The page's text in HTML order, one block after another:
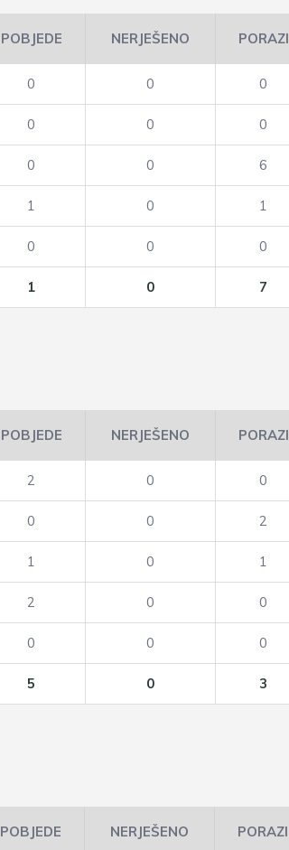
POBJEDE NERJEŠENO PORAZI
0 0 0
0 0 0
0 0 6
1 0 1
0 0 0
1 0 7
POBJEDE NERJEŠENO PORAZI
2 0 0
0 0 2
1 0 1
2 0 0
0 0 0
5 0 3
POBJEDE NERJEŠENO PORAZI